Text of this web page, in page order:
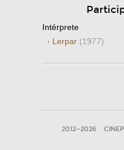
Intérprete
· Lerpar (1977)
2012—2026